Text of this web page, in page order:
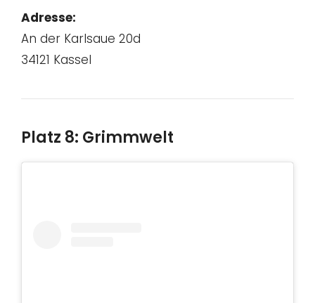
Adresse:
An der Karlsaue 20d
34121 Kassel
Platz 8: Grimmwelt